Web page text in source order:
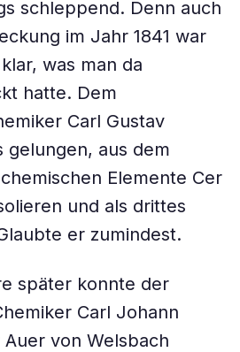
schleppend. Denn auch
im Jahr 1841 war
was man da
hatte. Dem
Carl Gustav
gelungen, aus dem
Elemente Cer
und als drittes
er zumindest.
später konnte der
Carl Johann
von Welsbach